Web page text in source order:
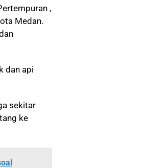
,
Medan.
dan api
sekitar
ke